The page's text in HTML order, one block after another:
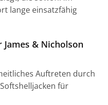
lange einsatzfähig
& Nicholson
Auftreten durch
für